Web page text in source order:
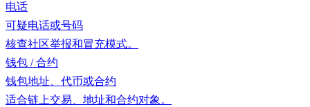
电话
可疑电话或号码
核查社区举报和冒充模式。
钱包 / 合约
钱包地址、代币或合约
适合链上交易、地址和合约对象。